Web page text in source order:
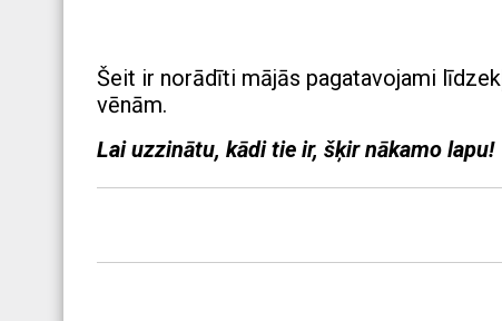
Šeit ir norādīti mājās pagatavojami
vēnām.
Lai uzzinātu, kādi tie ir, šķir nākamo lapu!